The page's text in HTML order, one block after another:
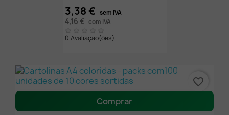
3,38 € sem IVA
4,16 € com IVA
0 Avaliação(ões)
Comprar
favorite_border